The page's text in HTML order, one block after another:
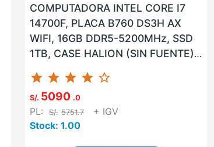
COMPUTADORA INTEL CORE I7
14700F, PLACA B760 DS3H AX
WIFI, 16GB DDR5-5200MHz, SSD
1TB, CASE HALION (SIN FUENTE),
GPU NVIDIA...
star star star star star_border
S/. 5090 .0
PL: S/. 5751.7
+ IGV
Stock: 1.00